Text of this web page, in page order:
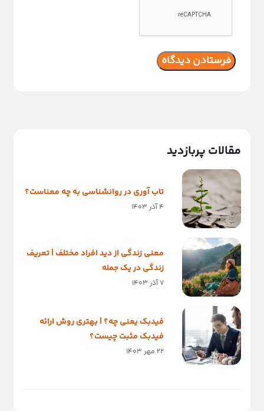
مقالات پربازدید
تاب آوری در روانشناسی به چه معناست؟
4 آذر 1403
معنی زندگی از دید افراد مختلف | تعریف
زندگی در یک جمله
7 آذر 1403
فیدبک یعنی چه؟ | بهتری روش ارائه
فیدبک مثبت چیست؟
22 مهر 1403